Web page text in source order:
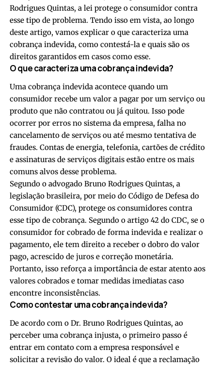
Rodrigues Quintas, a lei protege o consumidor contra
esse tipo de problema. Tendo isso em vista, ao longo
deste artigo, vamos explicar o que caracteriza uma
cobrança indevida, como contestá-la e quais são os
direitos garantidos em casos como esse.
O que caracteriza uma cobrança indevida?
Uma cobrança indevida acontece quando um
consumidor recebe um valor a pagar por um serviço ou
produto que não contratou ou já quitou. Isso pode
ocorrer por erros no sistema da empresa, falha no
cancelamento de serviços ou até mesmo tentativa de
fraudes. Contas de energia, telefonia, cartões de crédito
e assinaturas de serviços digitais estão entre os mais
comuns alvos desse problema.
Segundo o advogado Bruno Rodrigues Quintas, a
legislação brasileira, por meio do Código de Defesa do
Consumidor (CDC), protege os consumidores contra
esse tipo de cobrança. Segundo o artigo 42 do CDC, se o
consumidor for cobrado de forma indevida e realizar o
pagamento, ele tem direito a receber o dobro do valor
pago, acrescido de juros e correção monetária.
Portanto, isso reforça a importância de estar atento aos
valores cobrados e tomar medidas imediatas caso
encontre inconsistências.
Como contestar uma cobrança indevida?
De acordo com o Dr. Bruno Rodrigues Quintas, ao
perceber uma cobrança injusta, o primeiro passo é
entrar em contato com a empresa responsável e
solicitar a revisão do valor. O ideal é que a reclamação